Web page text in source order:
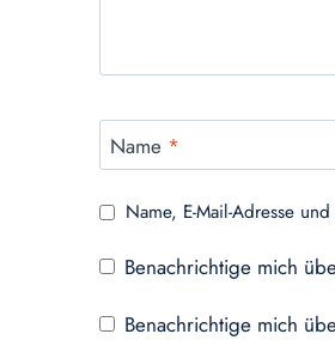
Name *
Name, E-Mail-Adresse
Benachrichtige mich
Benachrichtige mich